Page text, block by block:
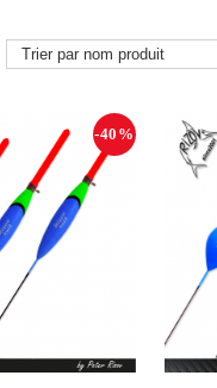
-40%